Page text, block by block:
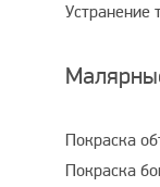
Устранение
Покраска
Покраска